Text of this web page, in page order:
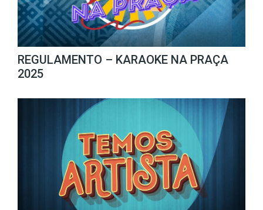
REGULAMENTO – KARAOKE NA PRAÇA
2025